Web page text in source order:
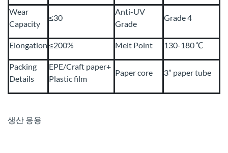
Wear
Capacity
≤30
Anti-UV
Grade
Grade 4
Elongation ≤200% Melt Point 130-180 ℃
Packing
Details
EPE/Craft paper+
Plastic film
Paper core 3” paper tube
생산 응용